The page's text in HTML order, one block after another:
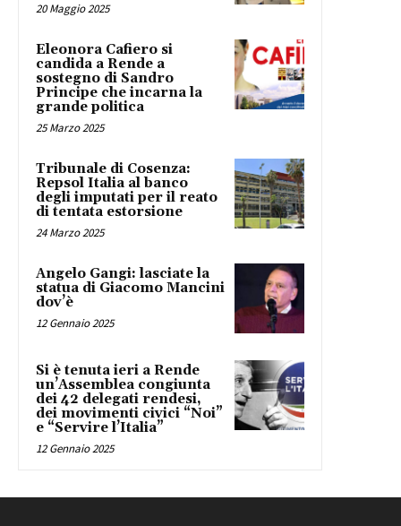
20 Maggio 2025
Eleonora Cafiero si
candida a Rende a
sostegno di Sandro
Principe che incarna la
grande politica
25 Marzo 2025
Tribunale di Cosenza:
Repsol Italia al banco
degli imputati per il reato
di tentata estorsione
24 Marzo 2025
Angelo Gangi: lasciate la
statua di Giacomo Mancini
dov’è
12 Gennaio 2025
Si è tenuta ieri a Rende
un’Assemblea congiunta
dei 42 delegati rendesi,
dei movimenti civici “Noi”
e “Servire l’Italia”
12 Gennaio 2025